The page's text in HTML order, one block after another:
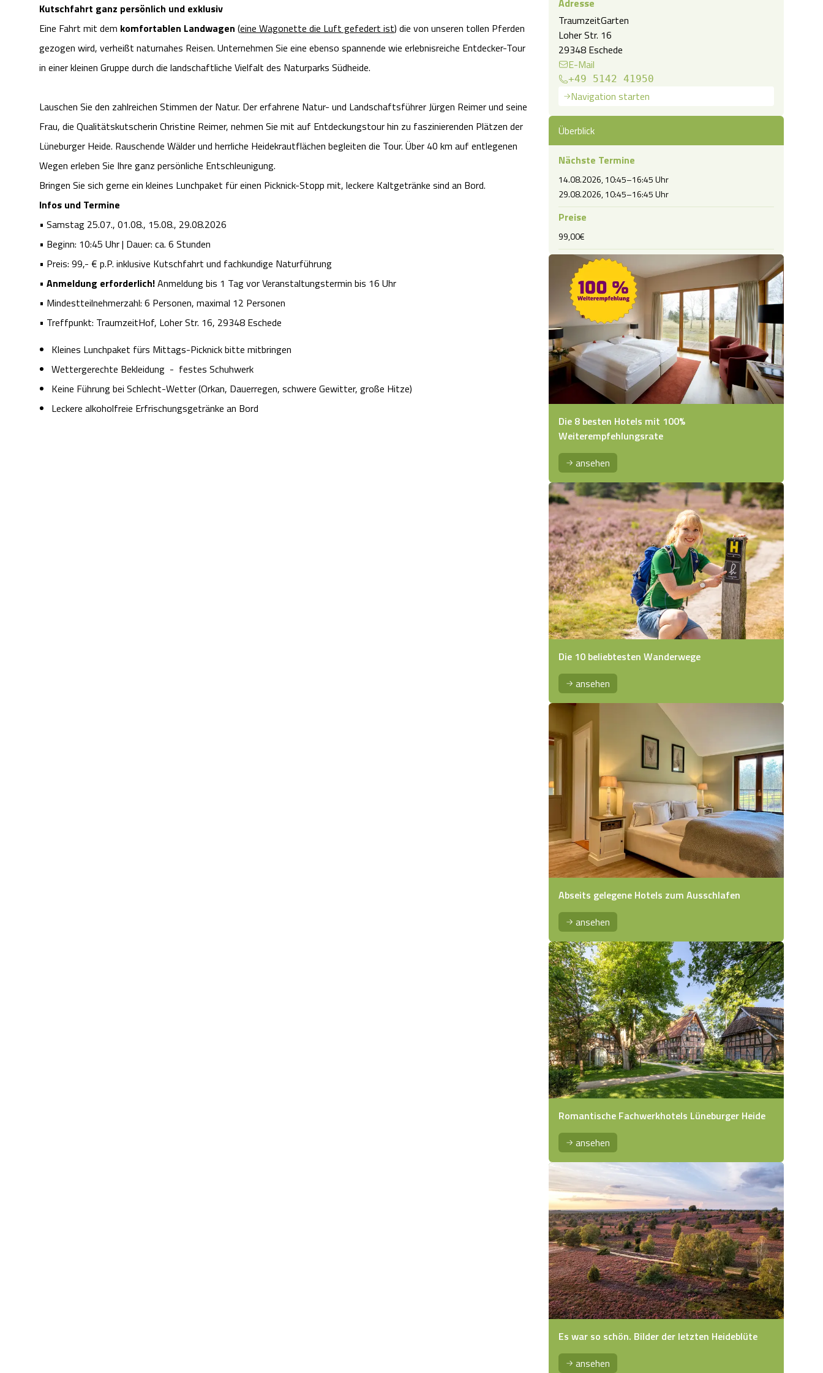
Kutschfahrt ganz persönlich und exklusiv
Eine Fahrt mit dem komfortablen Landwagen (eine Wagonette die Luft gefedert ist) die von unseren tollen Pferden
gezogen wird, verheißt naturnahes Reisen. Unternehmen Sie eine ebenso spannende wie erlebnisreiche Entdecker-Tour
in einer kleinen Gruppe durch die landschaftliche Vielfalt des Naturparks Südheide.
Lauschen Sie den zahlreichen Stimmen der Natur. Der erfahrene Natur- und Landschaftsführer Jürgen Reimer und seine
Frau, die Qualitätskutscherin Christine Reimer, nehmen Sie mit auf Entdeckungstour hin zu faszinierenden Plätzen der
Lüneburger Heide. Rauschende Wälder und herrliche Heidekrautflächen begleiten die Tour. Über 40 km auf entlegenen
Wegen erleben Sie Ihre ganz persönliche Entschleunigung.
Bringen Sie sich gerne ein kleines Lunchpaket für einen Picknick-Stopp mit, leckere Kaltgetränke sind an Bord.
Infos und Termine
• Samstag 25.07., 01.08., 15.08., 29.08.2026
• Beginn: 10:45 Uhr | Dauer: ca. 6 Stunden
• Preis: 99,- € p.P. inklusive Kutschfahrt und fachkundige Naturführung
• Anmeldung erforderlich!Anmeldung bis 1 Tag vor Veranstaltungstermin bis 16 Uhr
• Mindestteilnehmerzahl: 6 Personen, maximal 12 Personen
• Treffpunkt: TraumzeitHof, Loher Str. 16, 29348 Eschede
Kleines Lunchpaket fürs Mittags-Picknick bitte mitbringen
Wettergerechte Bekleidung - festes Schuhwerk
Keine Führung bei Schlecht-Wetter (Orkan, Dauerregen, schwere Gewitter, große Hitze)
Leckere alkoholfreie Erfrischungsgetränke an Bord
Adresse
TraumzeitGarten
Loher Str. 16
29348 Eschede
E-Mail
+49 5142 41950
Navigation starten
Überblick
Nächste Termine
14.08.2026, 10:45–16:45 Uhr
29.08.2026, 10:45–16:45 Uhr
Preise
99,00€
Die 8 besten Hotels mit 100%
Weiterempfehlungsrate
ansehen
Die 10 beliebtesten Wanderwege
ansehen
Abseits gelegene Hotels zum Ausschlafen
ansehen
Romantische Fachwerkhotels Lüneburger Heide
ansehen
Es war so schön. Bilder der letzten Heideblüte
ansehen